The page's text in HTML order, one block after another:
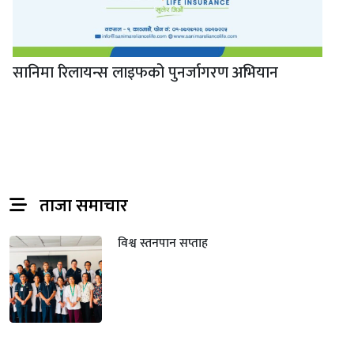
सानिमा रिलायन्स लाइफको पुनर्जागरण अभियान
ताजा समाचार
विश्व स्तनपान सप्ताह